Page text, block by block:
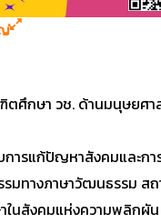
ตศึกษา วช. ด้านมนุษยศ
รแก้ปัญหาสังคมและกา
ทางภาษาวัฒนธรรม ส
ในสังคมแห่งความพลิกผัน